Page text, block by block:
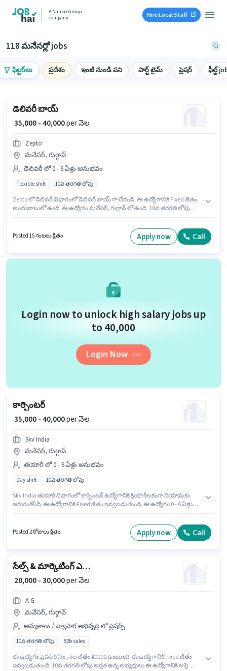
A Naukri Group
company
Hire Local Staff
118 మనేసర్లో jobs
ఫిల్టర్‌లు ప్రదేశం ఇంటి నుండి పని పార్ట్ టైమ్ ఫ్రెషర్ ఫీల్డ్
డెలివరీ బాయ్
₹ 35,000 - 40,000per నెల
Zepto
మనేసర్, గుర్గావ్
డెలివరీ లో 0 - 6 ఏళ్లు అనుభవం
Flexible shift 10వ తరగతి లోపు
Zepto లో డెలివరీ విభాగంలో డెలివరీ బాయ్ గా చేరండి. ఈ ఉద్యోగానికి Fixed జీతం
అందుబాటులో ఉంది. ఈ ఉద్యోగం మనేసర్, గుర్గావ్ లో ఉంది. 10వ తరగతి లోపు
₹40000 వరకు సంపాదించవచ్చు. ఇది Full Time ఉద్యోగం, ఇందులో FLEXIBLE shift
Posted 15 గంటలు క్రితం Apply now Call
Login now to unlock high salary jobs up
to ₹40,000
Login Now
కార్పెంటర్
₹ 35,000 - 40,000per నెల
Skv India
మనేసర్, గుర్గావ్
తయారీ లో 0 - 6 ఏళ్లు అనుభవం
Day shift 10వ తరగతి లోపు
Skv India తయారీ విభాగంలో కార్పెంటర్ ఉద్యోగానికి క్రియాశీలకంగా నియామకం
జరుగుతోంది. ఈ ఉద్యోగానికి Fixed జీతం ఇవ్వబడుతుంది. ఈ ఉద్యోగం 0 - 6 ఏళ్లు
Time ప్రాతిపదికపై, DAY shift మరియు వారానికి 6 days working ఉన్నాయి. 10వ
తరగతి లోపు అర్హత ఉన్న అభ్యర్థులు ఈ ఉద్యోగానికి అప్లై చేసుకోవచ్చు.
Posted 2 రోజులు క్రితం Apply now Call
సేల్స్ & మార్కెటింగ్ ఎగ్జిక్యూటివ్
₹ 20,000 - 30,000per నెల
A G
మనేసర్, గుర్గావ్
అమ్మకాలు / వ్యాపార అభివృద్ధి లో ఫ్రెషర్స్
10వ తరగతి లోపు B2b sales
ఈ ఉద్యోగం ఫ్రెషర్ కోసం, నెల జీతం ₹30000 ఉంటుంది. ఈ ఉద్యోగానికి Fixed జీతం
ఇవ్వబడుతుంది. 10వ తరగతి లోపు అర్హత ఉన్న అభ్యర్థులు ఈ ఉద్యోగానికి అప్లై